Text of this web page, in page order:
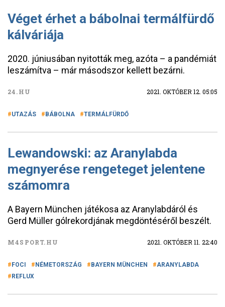
Véget érhet a bábolnai termálfürdő
kálváriája
2020. júniusában nyitották meg, azóta – a pandémiát
leszámítva – már másodszor kellett bezárni.
24.HU 2021. OKTÓBER 12. 05:05
UTAZÁS BÁBOLNA TERMÁLFÜRDŐ
Lewandowski: az Aranylabda
megnyerése rengeteget jelentene
számomra
A Bayern München játékosa az Aranylabdáról és
Gerd Müller gólrekordjának megdöntéséről beszélt.
M4SPORT.HU 2021. OKTÓBER 11. 22:40
FOCI NÉMETORSZÁG BAYERN MÜNCHEN
ARANYLABDA
REFLUX